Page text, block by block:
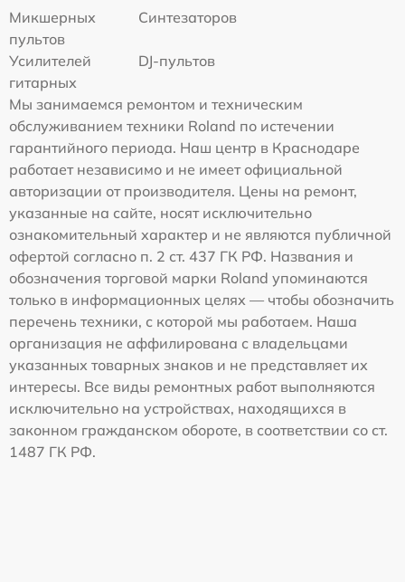
Микшерных
пультов
Синтезаторов
Усилителей
гитарных
DJ-пультов
Мы занимаемся ремонтом и техническим
обслуживанием техники Roland по истечении
гарантийного периода. Наш центр в Краснодаре
работает независимо и не имеет официальной
авторизации от производителя. Цены на ремонт,
указанные на сайте, носят исключительно
ознакомительный характер и не являются публичной
офертой согласно п. 2 ст. 437 ГК РФ. Названия и
обозначения торговой марки Roland упоминаются
только в информационных целях — чтобы обозначить
перечень техники, с которой мы работаем. Наша
организация не аффилирована с владельцами
указанных товарных знаков и не представляет их
интересы. Все виды ремонтных работ выполняются
исключительно на устройствах, находящихся в
законном гражданском обороте, в соответствии со ст.
1487 ГК РФ.